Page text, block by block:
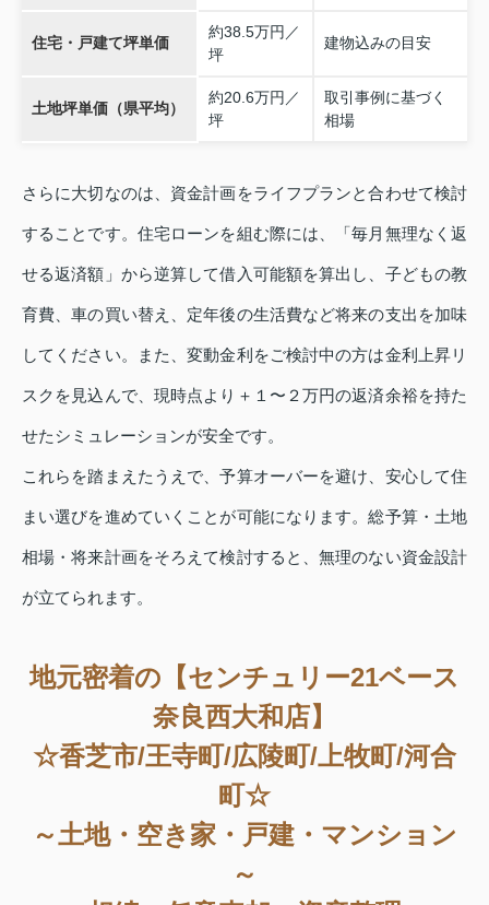
住宅・戸建て坪単価
約38.5万円／
坪
建物込みの目安
土地坪単価（県平均）
約20.6万円／
坪
取引事例に基づく
相場
さらに大切なのは、資金計画をライフプランと合わせて検討
することです。住宅ローンを組む際には、「毎月無理なく返
せる返済額」から逆算して借入可能額を算出し、子どもの教
育費、車の買い替え、定年後の生活費など将来の支出を加味
してください。また、変動金利をご検討中の方は金利上昇リ
スクを見込んで、現時点より＋１〜２万円の返済余裕を持た
せたシミュレーションが安全です。
これらを踏まえたうえで、予算オーバーを避け、安心して住
まい選びを進めていくことが可能になります。総予算・土地
相場・将来計画をそろえて検討すると、無理のない資金設計
が立てられます。
地元密着の【センチュリー21ベース
奈良西大和店】
☆香芝市/王寺町/広陵町/上牧町/河合
町☆
～土地・空き家・戸建・マンション
～